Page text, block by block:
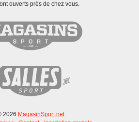
ouverts près de chez vous.
2026 MagasinSport.net